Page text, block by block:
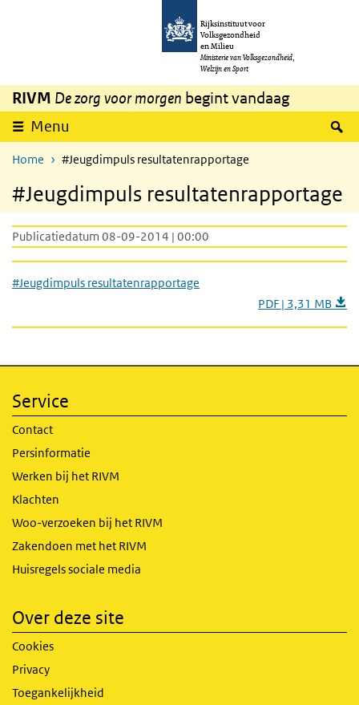
Overslaan en naar de inhoud gaan
Rijksinstituut voor
Volksgezondheid
en Milieu
Ministerie van Volksgezondheid,
Welzijn en Sport
RIVM De zorg voor morgen begint vandaag
Menu
Home #Jeugdimpuls resultatenrapportage
#Jeugdimpuls resultatenrapportage
Publicatiedatum 08-09-2014 | 00:00
#Jeugdimpuls resultatenrapportage
PDF | 3,31 MB
Service
Contact
Persinformatie
Werken bij het RIVM
Klachten
Woo-verzoeken bij het RIVM
Zakendoen met het RIVM
Huisregels sociale media
Over deze site
Cookies
Privacy
Toegankelijkheid